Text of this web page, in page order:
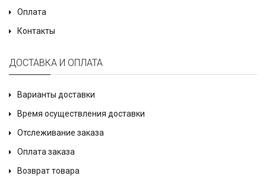
Оплата
Контакты
ДОСТАВКА И ОПЛАТА
Варианты доставки
Время осуществления доставки
Отслеживание заказа
Оплата заказа
Возврат товара